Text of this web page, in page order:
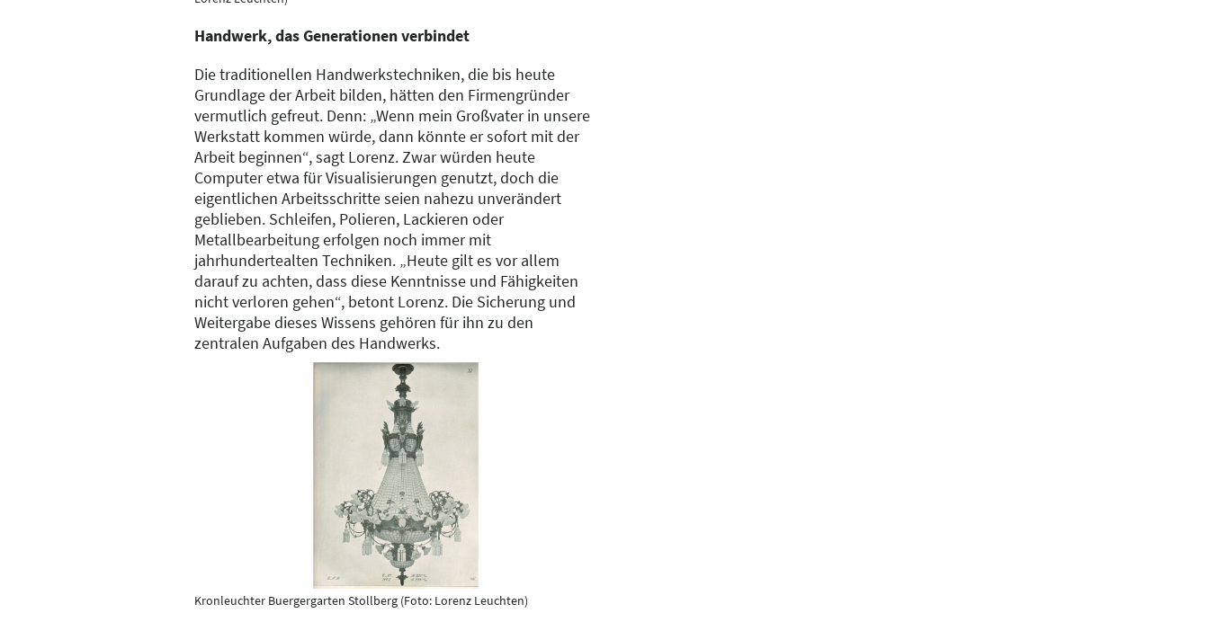
Handwerk, das Generationen verbindet
Die traditionellen Handwerkstechniken, die bis heute
Grundlage der Arbeit bilden, hätten den Firmengründer
vermutlich gefreut. Denn: „Wenn mein Großvater in unsere
Werkstatt kommen würde, dann könnte er sofort mit der
Arbeit beginnen“, sagt Lorenz. Zwar würden heute
Computer etwa für Visualisierungen genutzt, doch die
eigentlichen Arbeitsschritte seien nahezu unverändert
geblieben. Schleifen, Polieren, Lackieren oder
Metallbearbeitung erfolgen noch immer mit
jahrhundertealten Techniken. „Heute gilt es vor allem
darauf zu achten, dass diese Kenntnisse und Fähigkeiten
nicht verloren gehen“, betont Lorenz. Die Sicherung und
Weitergabe dieses Wissens gehören für ihn zu den
zentralen Aufgaben des Handwerks.
Kronleuchter Buergergarten Stollberg (Foto: Lorenz Leuchten)